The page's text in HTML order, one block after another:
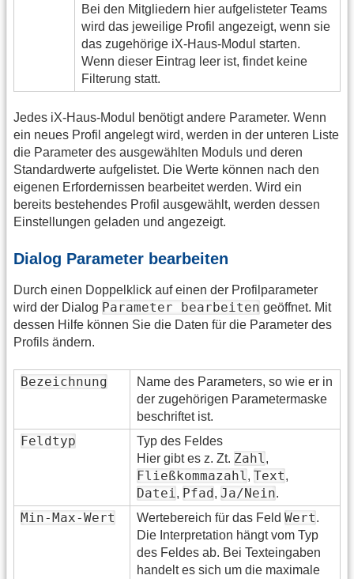
Bei den Mitgliedern hier aufgelisteter Teams
wird das jeweilige Profil angezeigt, wenn sie
das zugehörige iX-Haus-Modul starten.
Wenn dieser Eintrag leer ist, findet keine
Filterung statt.
Jedes iX-Haus-Modul benötigt andere Parameter. Wenn
ein neues Profil angelegt wird, werden in der unteren Liste
die Parameter des ausgewählten Moduls und deren
Standardwerte aufgelistet. Die Werte können nach den
eigenen Erfordernissen bearbeitet werden. Wird ein
bereits bestehendes Profil ausgewählt, werden dessen
Einstellungen geladen und angezeigt.
Dialog Parameter bearbeiten
Durch einen Doppelklick auf einen der Profilparameter
wird der Dialog Parameter bearbeiten geöffnet. Mit
dessen Hilfe können Sie die Daten für die Parameter des
Profils ändern.
Bezeichnung
Name des Parameters, so wie er in
der zugehörigen Parametermaske
beschriftet ist.
Feldtyp
Typ des Feldes
Hier gibt es z. Zt. Zahl ,
Fließkommazahl , Text,
Datei , Pfad, Ja/Nein.
Min-Max-Wert Wertebereich für das Feld Wert.
Die Interpretation hängt vom Typ
des Feldes ab. Bei Texteingaben
handelt es sich um die maximale